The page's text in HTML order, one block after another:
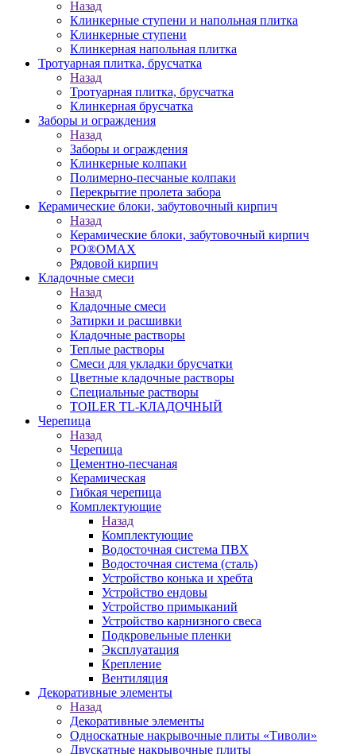
Назад
Клинкерные ступени и напольная плитка
Клинкерные ступени
Клинкерная напольная плитка
Тротуарная плитка, брусчатка
Назад
Тротуарная плитка, брусчатка
Клинкерная брусчатка
Заборы и ограждения
Назад
Заборы и ограждения
Клинкерные колпаки
Полимерно-песчаные колпаки
Перекрытие пролета забора
Керамические блоки, забутовочный кирпич
Назад
Керамические блоки, забутовочный кирпич
PO®OMAX
Рядовой кирпич
Кладочные смеси
Назад
Кладочные смеси
Затирки и расшивки
Кладочные растворы
Теплые растворы
Смеси для укладки брусчатки
Цветные кладочные растворы
Специальные растворы
TOILER TL-КЛАДОЧНЫЙ
Черепица
Назад
Черепица
Цементно-песчаная
Керамическая
Гибкая черепица
Комплектующие
Назад
Комплектующие
Водосточная система ПВХ
Водосточная система (сталь)
Устройство конька и хребта
Устройство ендовы
Устройство примыканий
Устройство карнизного свеса
Подкровельные пленки
Эксплуатация
Крепление
Вентиляция
Декоративные элементы
Назад
Декоративные элементы
Односкатные накрывочные плиты «Тиволи»
Двускатные накрывочные плиты